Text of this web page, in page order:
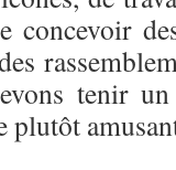
concevoir
tenir
plutôt